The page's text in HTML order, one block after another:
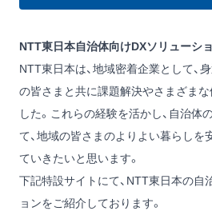
NTT東日本自治体向けDXソリューシ
NTT東日本は、地域密着企業として、
の皆さまと共に課題解決やさまざま
した。これらの経験を活かし、自治体
て、地域の皆さまのよりよい暮らしを
ていきたいと思います。
下記特設サイトにて、NTT東日本の自
ョンをご紹介しております。